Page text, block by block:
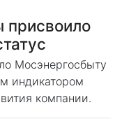
присвоило
Мосэнергосбыту
индикатором
компании.